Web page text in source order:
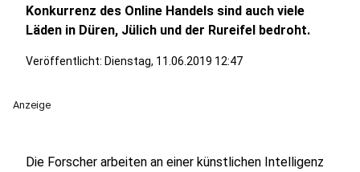
Konkurrenz des Online Handels sind auch viele
Läden in Düren, Jülich und der Rureifel bedroht.
Veröffentlicht: Dienstag, 11.06.2019 12:47
Anzeige
Die Forscher arbeiten an einer künstlichen Intelligenz